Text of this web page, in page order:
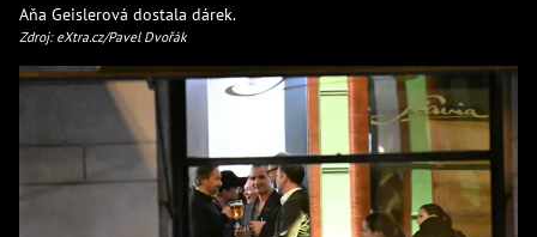
Aňa Geislerová dostala dárek.
Zdroj: eXtra.cz/Pavel Dvořák